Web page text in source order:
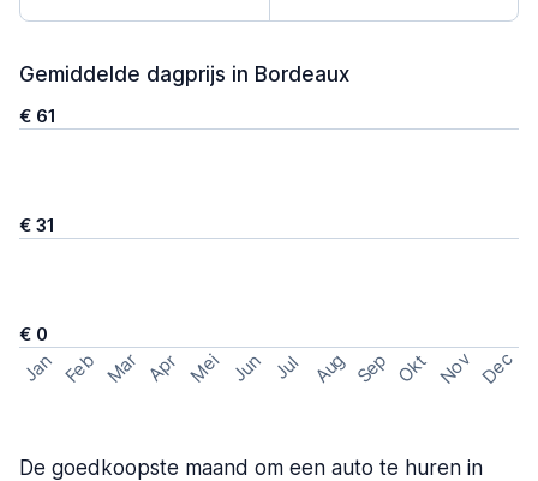
Gemiddelde dagprijs in Bordeaux
€ 61
€ 31
€ 0
Jan Feb Mar Apr Mei Jun Jul Aug Sep Okt Nov Dec
De goedkoopste maand om een auto te huren in